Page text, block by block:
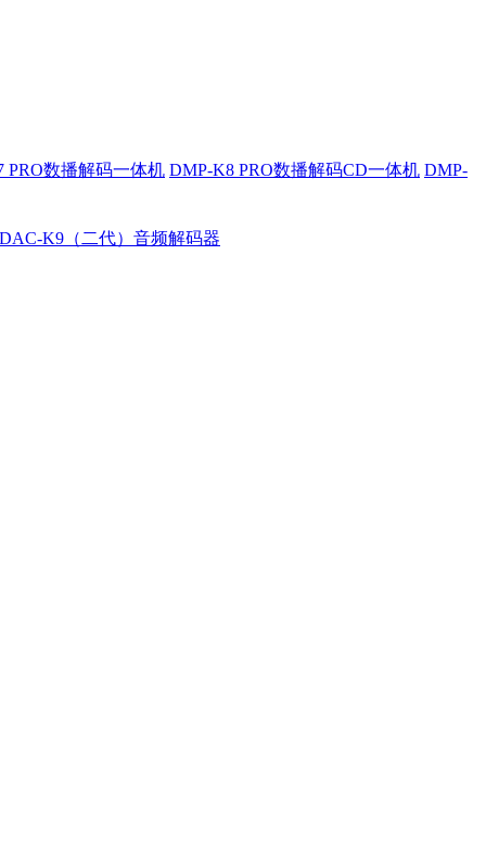
PRO数播解码一体机 DMP-K8 PRO数播解码CD一体机 DMP-
DAC-K9（二代）音频解码器